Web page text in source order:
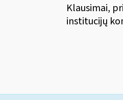
Klausimai,
institucijų